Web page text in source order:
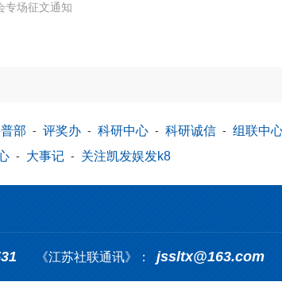
专场征文通知
部 - 评奖办 - 科研中心 - 科研诚信 - 组联中
- 大事记 - 关注凯发娱发k8
《江苏社联通讯》： jssltx@163.com